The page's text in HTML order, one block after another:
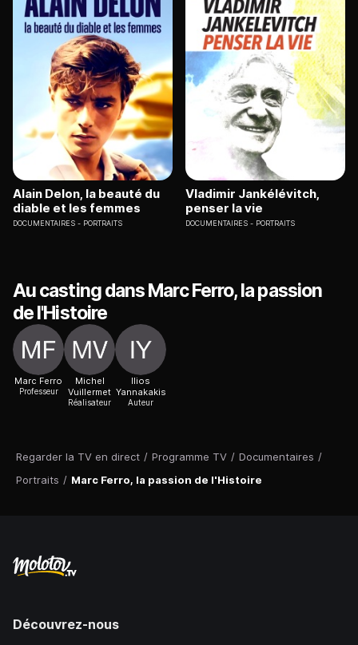
Regarder la TV en direct / Programme TV / Documentaires /
Portraits / Marc Ferro, la passion de l'Histoire
Alain Delon, la beauté du
diable et les femmes
DOCUMENTAIRES PORTRAITS
Vladimir Jankélévitch,
penser la vie
DOCUMENTAIRES PORTRAITS
Au casting dans Marc Ferro, la passion
de l'Histoire
Marc Ferro
Professeur
Michel
Vuillermet
Réalisateur
Ilios
Yannakakis
Auteur
Découvrez-nous